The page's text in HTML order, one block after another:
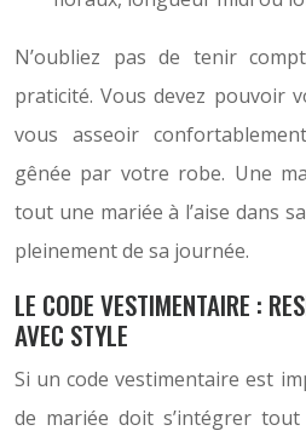
N’oubliez pas de tenir
praticité. Vous devez pouvoir
vous asseoir
gênée par votre robe. Une
tout une mariée à l’aise dans
pleinement de sa journée.
LE CODE VESTIMENTAIRE :
AVEC STYLE
Si un code vestimentaire est
de mariée doit s’intégrer